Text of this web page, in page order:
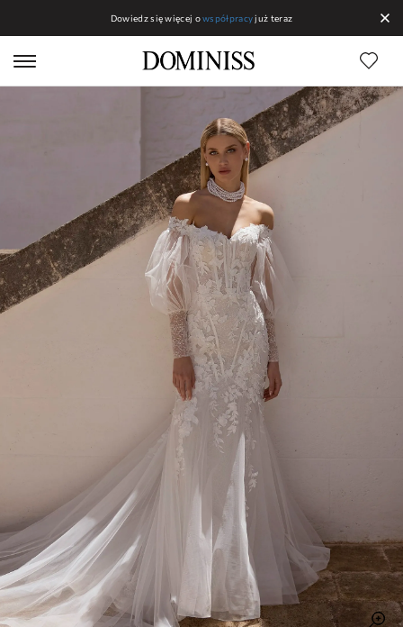
Dowiedz się więcej owspółpracyjuż teraz
Linias DOMINISS